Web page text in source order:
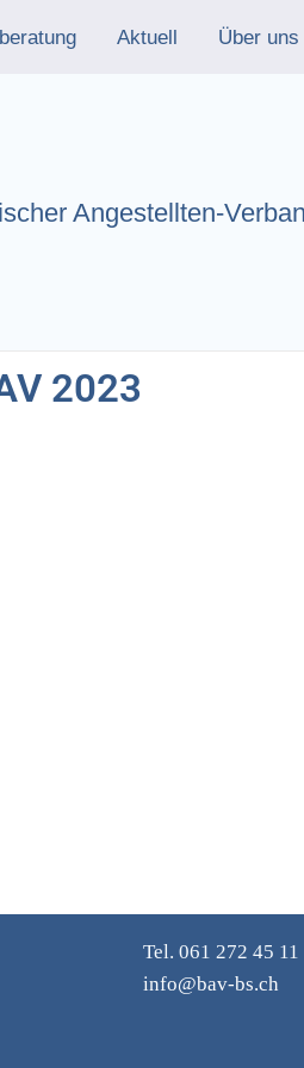
Aktuell Über uns
Angestellten-
2023
Tel. 061 272 45 11
info@bav-bs.ch